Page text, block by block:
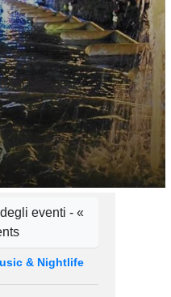
eventi - «
& Nightlife